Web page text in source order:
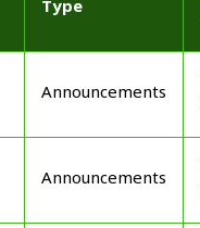
Type
Announcements
Announcements